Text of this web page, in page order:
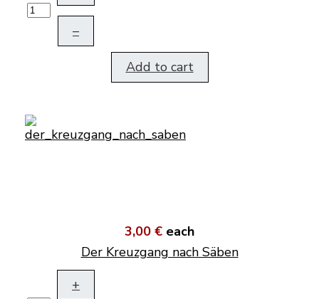
–
Add to cart
3,00 € each
Der Kreuzgang nach Säben
+